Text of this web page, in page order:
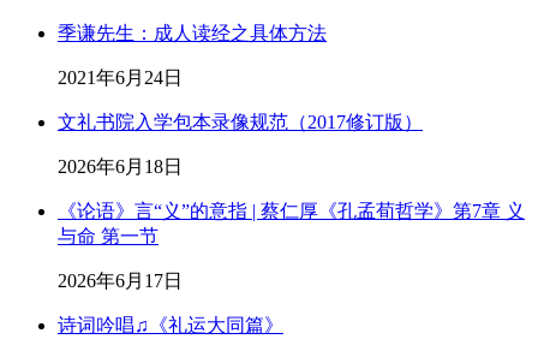
季谦先生：成人读经之具体方法
2021年6月24日
文礼书院入学包本录像规范（2017修订版）
2026年6月18日
《论语》言“义”的意指 | 蔡仁厚《孔孟荀哲学》第7章 义
与命 第一节
2026年6月17日
诗词吟唱♫《礼运大同篇》